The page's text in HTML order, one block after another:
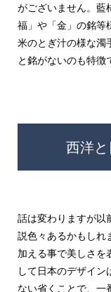
がございません。藍
福」や「金」の銘等
米のとぎ汁の様な濁
と銘がないのも特徴
西洋
話は変わりますが
説色々あるかもしれ
加える事で美しさを
して日本のデザイ
ない省くことで、一